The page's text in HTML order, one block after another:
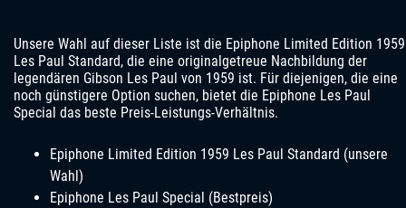
Unsere Wahl auf dieser Liste ist die Epiphone Limited Edition 1959
Les Paul Standard, die eine originalgetreue Nachbildung der
legendären Gibson Les Paul von 1959 ist. Für diejenigen, die eine
noch günstigere Option suchen, bietet die Epiphone Les Paul
Special das beste Preis-Leistungs-Verhältnis.
Epiphone Limited Edition 1959 Les Paul Standard (unsere
Wahl)
Epiphone Les Paul Special (Bestpreis)